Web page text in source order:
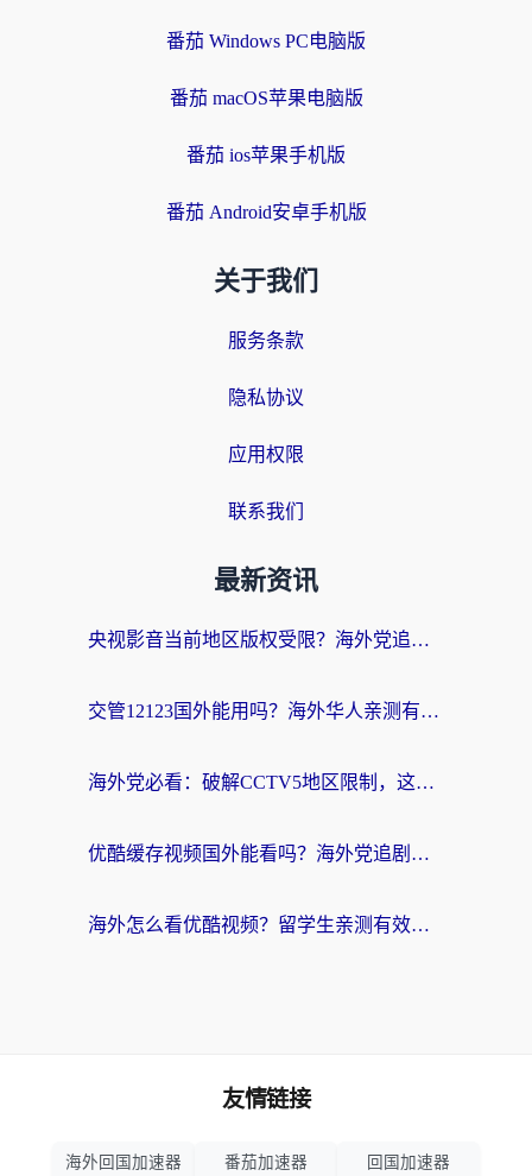
番茄 Windows PC电脑版
番茄 macOS苹果电脑版
番茄 ios苹果手机版
番茄 Android安卓手机版
关于我们
服务条款
隐私协议
应用权限
联系我们
最新资讯
央视影音当前地区版权受限？海外党追剧看片的终极解决方案来了
交管12123国外能用吗？海外华人亲测有效的回国加速器选择指南
海外党必看：破解CCTV5地区限制，这样看欧洲杯奥运直播才够爽！
优酷缓存视频国外能看吗？海外党追剧看片的终极解决方案来了
海外怎么看优酷视频？留学生亲测有效的回国加速器选择指南
友情链接
海外回国加速器 番茄加速器 回国加速器